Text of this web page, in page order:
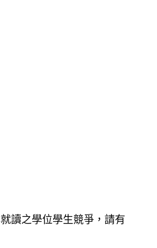
讀之學位學生競爭，請有